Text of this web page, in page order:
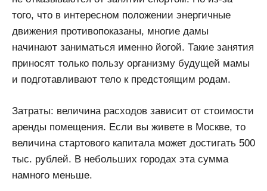
того, что в интересном положении энергичные
движения противопоказаны, многие дамы
начинают заниматься именно йогой. Такие занятия
приносят только пользу организму будущей мамы
и подготавливают тело к предстоящим родам.
Затраты: величина расходов зависит от стоимости
аренды помещения. Если вы живете в Москве, то
величина стартового капитала может достигать 500
тыс. рублей. В небольших городах эта сумма
намного меньше.